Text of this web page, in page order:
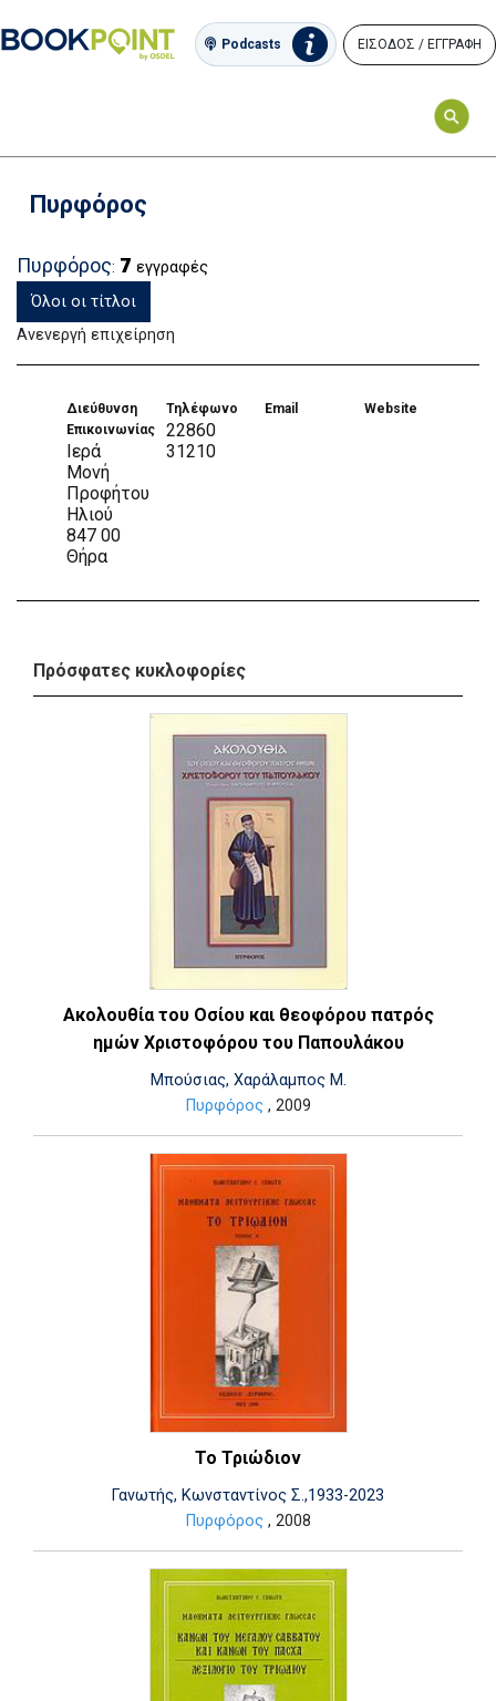
Podcasts ΕΙΣΟΔΟΣ / ΕΓΓΡΑΦΗ
Πυρφόρος
Πυρφόρος: 7 εγγραφές
Όλοι οι τίτλοι
Ανενεργή επιχείρηση
Διεύθυνση
Επικοινωνίας
Ιερά
Μονή
Προφήτου
Ηλιού
847 00
Θήρα
Τηλέφωνο
22860
31210
Email Website
Πρόσφατες κυκλοφορίες
Ακολουθία του Οσίου και θεοφόρου πατρός
ημών Χριστοφόρου του Παπουλάκου
Μπούσιας, Χαράλαμπος Μ.
Πυρφόρος , 2009
Το Τριώδιον
Γανωτής, Κωνσταντίνος Σ.,1933-2023
Πυρφόρος , 2008